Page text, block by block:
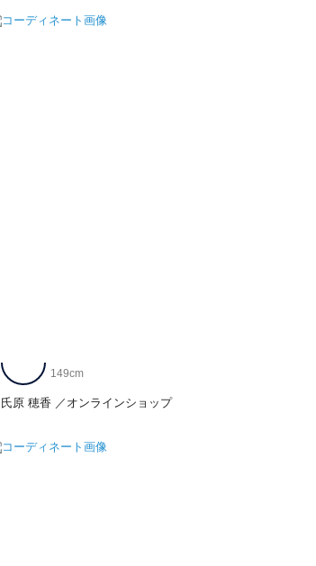
氏原 穂香 オンラインショップ
149cm